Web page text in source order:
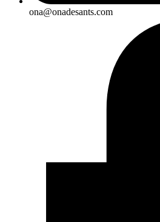
ona@onadesants.com